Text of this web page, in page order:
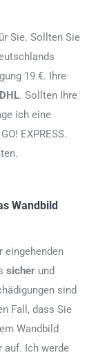
Sie. Sollten Sie
19 €. Ihre
DHL. Sollten Ihre
ich eine
EXPRESS.
Wandbild
eingehenden
sicher und
sind
Fall, dass Sie
Wandbild
auf. Ich werde